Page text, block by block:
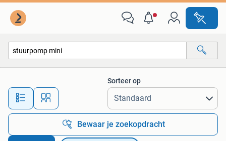
Alle afstanden…
Sorteer op
Bewaar je zoekopdracht